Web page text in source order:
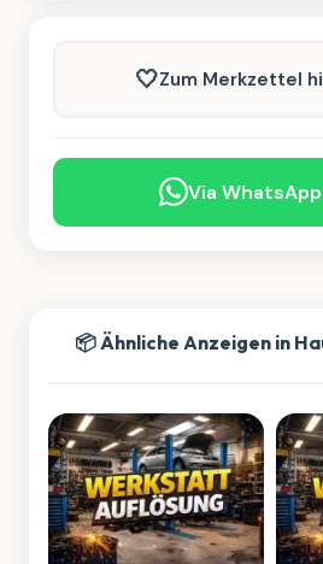
🤍Zum Merkzettel
Via
📦 Ähnliche Anzeigen in